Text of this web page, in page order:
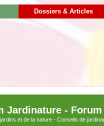
Dossiers & Articles
Jardinature -
et de la nature - Conseils de